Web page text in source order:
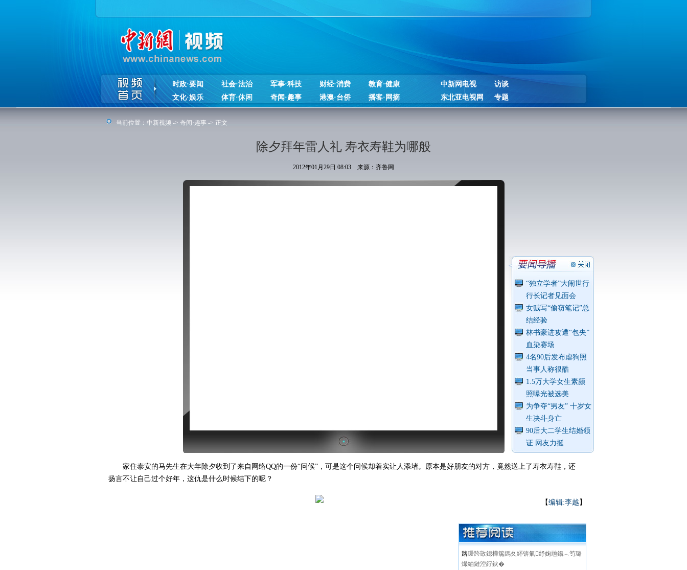
时政·要闻 社会·法治 军事·科技 财经·消费
教育·健康
文化·娱乐
体育·休闲 奇闻·趣事 港澳·台侨 播客·网摘
中新网电视
访谈
东北亚电视网
专题
当前位置： 中新视频 -> 奇闻·趣事 -> 正文
除夕拜年雷人礼 寿衣寿鞋为哪般
2012年01月29日 08:03 来源：齐鲁网
“独立学者”大闹世行
行长记者见面会
女贼写“偷窃笔记”总
结经验
林书豪进攻遭“包夹”
血染赛场
4名90后发布虐狗照
当事人称很酷
1.5万大学女生素颜
照曝光被选美
为争夺“男友” 十岁女
生决斗身亡
90后大二学生结婚领
证 网友力挺
家住泰安的马先生在大年除夕收到了来自网络QQ的一份“问候”，可是这个问候却着实让人添堵。原本是好朋友的对方，竟然送上了寿衣寿鞋，还
扬言不让自己过个好年，这仇是什么时候结下的呢？
【编辑:李越 】
路瑗跨敳鎴樺箷鎷夊紑锛氭纾婅兘鍚︿笉璐
熶紬鏈涳紵鈥�